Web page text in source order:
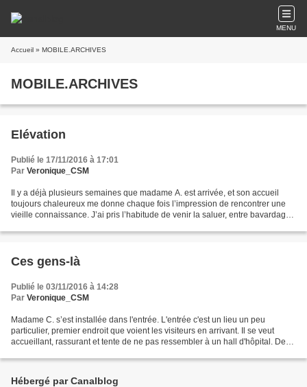
MENU
Accueil » MOBILE.ARCHIVES
MOBILE.ARCHIVES
Elévation
Publié le 17/11/2016 à 17:01
Par Veronique_CSM
Il y a déjà plusieurs semaines que madame A. est arrivée, et son accueil
toujours chaleureux me donne chaque fois l’impression de rencontrer une
vieille connaissance. J’ai pris l’habitude de venir la saluer, entre bavardage
Ces gens-là
Publié le 03/11/2016 à 14:28
Par Veronique_CSM
Madame C. s’est installée dans l'entrée. L'entrée c'est un lieu un peu
particulier, premier endroit que voient les visiteurs en arrivant. Il se veut
accueillant, rassurant et tente de ne pas ressembler à un hall d'hôpital. Des
Hébergé par Canalblog